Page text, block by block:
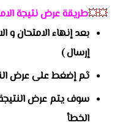
💥💥طريقة عرض نتيجة
بعد إنهاء الامتحان و
إرسال )
ثم إضغط على عرض
سوف يتم عرض النتيجة
الخطأ